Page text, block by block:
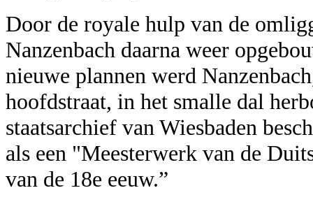
Door de royale hulp van de
Nanzenbach daarna weer
nieuwe plannen werd
hoofdstraat, in het smalle dal
staatsarchief van Wiesbaden
als een "Meesterwerk van de
van de 18e eeuw.”